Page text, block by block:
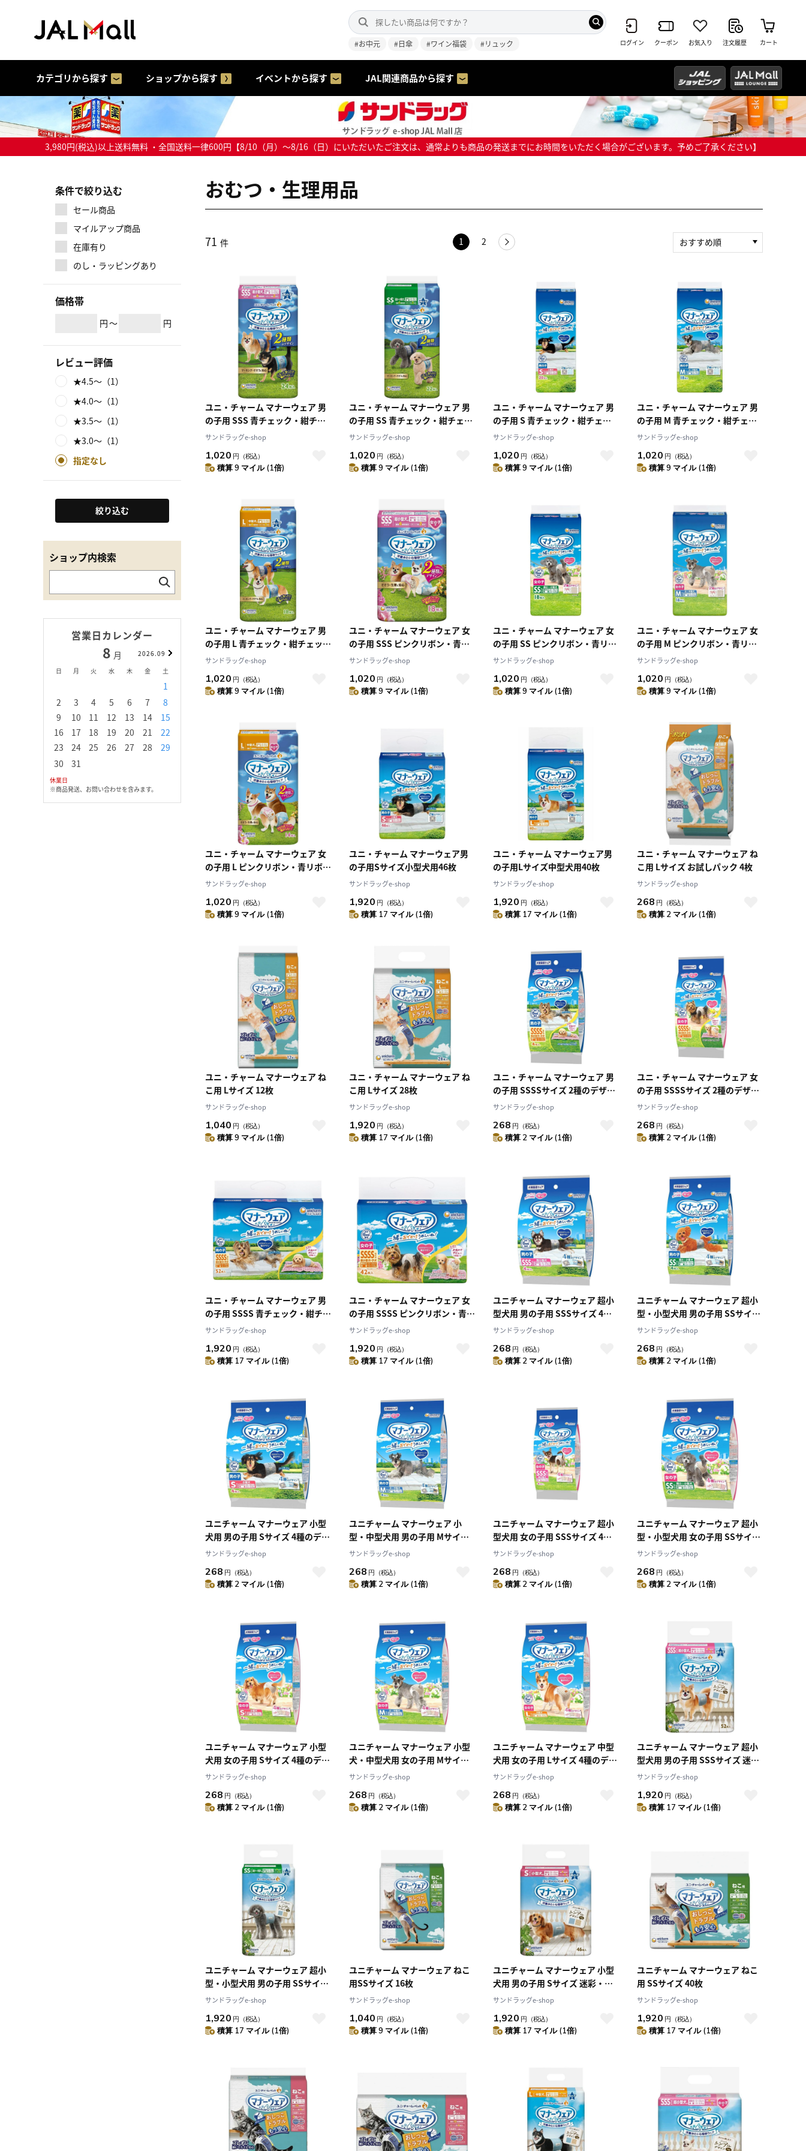
#お中元 #日傘 #ワイン福袋 #リュック ログイン クーポン お気入り 注文履歴 カート
カテゴリから探す ショップから探す イベントから探す JAL関連商品から探す
3,980円(税込)以上送料無料 ・全国送料一律600円【8/10（月）～8/16（日）にいただいたご注文は、通常よりも商品の発送までにお時間をいただく場合がございます。予めご了承ください】
マイルアップ商品
条件で絞り込む
セール商品
在庫有り
のし・ラッピングあり
価格帯
円～ 円
レビュー評価
★4.5～（1）
★4.0～（1）
★3.5～（1）
★3.0～（1）
指定なし
絞り込む
ショップ内検索
営業日カレンダー
8 月
2026.09
日
月 火 水 木 金 土
1
2
3 4 5 6 7
8
9
10 11 12 13 14
15
16
17 18 19 20 21
22
23
24 25 26 27 28
29
30
31
9
1 2 3 4
23 24 25
26
30
10
1 2
休業日
※商品発送、お問い合わせを含みます。
おむつ・生理用品
71 件 1 2
おすすめ順
順）
人気順
レビュー件数（多い
順）
レビュー評価（高い
順）
価格（安い順）
価格（高い順）
ユニ・チャーム マナーウェア 男
の子用 SSS 青チェック・紺チェ
ック 24枚
サンドラッグe-shop
1,020 円 （税込）
積算 9 マイル (1倍)
ユニ・チャーム マナーウェア 男
の子用 SS 青チェック・紺チェッ
ク 22枚
サンドラッグe-shop
1,020 円 （税込）
積算 9 マイル (1倍)
ユニ・チャーム マナーウェア 男
の子用 S 青チェック・紺チェッ
ク 20枚
サンドラッグe-shop
1,020 円 （税込）
積算 9 マイル (1倍)
ユニ・チャーム マナーウェア 男
の子用 M 青チェック・紺チェッ
ク 18枚
サンドラッグe-shop
1,020 円 （税込）
積算 9 マイル (1倍)
ユニ・チャーム マナーウェア 男
の子用 L 青チェック・紺チェック
18枚
サンドラッグe-shop
1,020 円 （税込）
積算 9 マイル (1倍)
ユニ・チャーム マナーウェア 女
の子用 SSS ピンクリボン・青リ
ボン 18枚
サンドラッグe-shop
1,020 円 （税込）
積算 9 マイル (1倍)
ユニ・チャーム マナーウェア 女
の子用 SS ピンクリボン・青リボ
ン 18枚
サンドラッグe-shop
1,020 円 （税込）
積算 9 マイル (1倍)
ユニ・チャーム マナーウェア 女
の子用 M ピンクリボン・青リボ
ン 16枚
サンドラッグe-shop
1,020 円 （税込）
積算 9 マイル (1倍)
ユニ・チャーム マナーウェア 女
の子用 L ピンクリボン・青リボン
14枚
サンドラッグe-shop
1,020 円 （税込）
積算 9 マイル (1倍)
ユニ・チャーム マナーウェア男
の子用Sサイズ小型犬用46枚
サンドラッグe-shop
1,920 円 （税込）
積算 17 マイル (1倍)
ユニ・チャーム マナーウェア男
の子用Lサイズ中型犬用40枚
サンドラッグe-shop
1,920 円 （税込）
積算 17 マイル (1倍)
ユニ・チャーム マナーウェア ね
こ用 Lサイズ お試しパック 4枚
サンドラッグe-shop
268 円 （税込）
積算 2 マイル (1倍)
ユニ・チャーム マナーウェア ね
こ用 Lサイズ 12枚
サンドラッグe-shop
1,040 円 （税込）
積算 9 マイル (1倍)
ユニ・チャーム マナーウェア ね
こ用 Lサイズ 28枚
サンドラッグe-shop
1,920 円 （税込）
積算 17 マイル (1倍)
ユニ・チャーム マナーウェア 男
の子用 SSSSサイズ 2種のデザイ
ンパック 4枚
サンドラッグe-shop
268 円 （税込）
積算 2 マイル (1倍)
ユニ・チャーム マナーウェア 女
の子用 SSSSサイズ 2種のデザイ
ンパック 4枚
サンドラッグe-shop
268 円 （税込）
積算 2 マイル (1倍)
ユニ・チャーム マナーウェア 男
の子用 SSSS 青チェック・紺チェ
ック 52枚
サンドラッグe-shop
1,920 円 （税込）
積算 17 マイル (1倍)
ユニ・チャーム マナーウェア 女
の子用 SSSS ピンクリボン・青リ
ボン 42枚
サンドラッグe-shop
1,920 円 （税込）
積算 17 マイル (1倍)
ユニチャーム マナーウェア 超小
型犬用 男の子用 SSSサイズ 4種
のデザインパック 4枚
サンドラッグe-shop
268 円 （税込）
積算 2 マイル (1倍)
ユニチャーム マナーウェア 超小
型・小型犬用 男の子用 SSサイズ
4種のデザインパック 4枚
サンドラッグe-shop
268 円 （税込）
積算 2 マイル (1倍)
ユニチャーム マナーウェア 小型
犬用 男の子用 Sサイズ 4種のデザ
インパック 4枚
サンドラッグe-shop
268 円 （税込）
積算 2 マイル (1倍)
ユニチャーム マナーウェア 小
型・中型犬用 男の子用 Mサイズ
4種のデザインパック 4枚
サンドラッグe-shop
268 円 （税込）
積算 2 マイル (1倍)
ユニチャーム マナーウェア 超小
型犬用 女の子用 SSSサイズ 4種
のデザインパック 4枚
サンドラッグe-shop
268 円 （税込）
積算 2 マイル (1倍)
ユニチャーム マナーウェア 超小
型・小型犬用 女の子用 SSサイズ
4種のデザインパック 4枚
サンドラッグe-shop
268 円 （税込）
積算 2 マイル (1倍)
ユニチャーム マナーウェア 小型
犬用 女の子用 Sサイズ 4種のデザ
インパック 4枚
サンドラッグe-shop
268 円 （税込）
積算 2 マイル (1倍)
ユニチャーム マナーウェア 小型
犬・中型犬用 女の子用 Mサイズ
4種のデザインパック 4枚
サンドラッグe-shop
268 円 （税込）
積算 2 マイル (1倍)
ユニチャーム マナーウェア 中型
犬用 女の子用 Lサイズ 4種のデザ
インパック 4枚
サンドラッグe-shop
268 円 （税込）
積算 2 マイル (1倍)
ユニチャーム マナーウェア 超小
型犬用 男の子用 SSSサイズ 迷
彩・デニム 52枚
サンドラッグe-shop
1,920 円 （税込）
積算 17 マイル (1倍)
ユニチャーム マナーウェア 超小
型・小型犬用 男の子用 SSサイズ
迷彩・デニム 48枚
サンドラッグe-shop
1,920 円 （税込）
積算 17 マイル (1倍)
ユニチャーム マナーウェア ねこ
用SSサイズ 16枚
サンドラッグe-shop
1,040 円 （税込）
積算 9 マイル (1倍)
ユニチャーム マナーウェア 小型
犬用 男の子用 Sサイズ 迷彩・デ
ニム 46枚
サンドラッグe-shop
1,920 円 （税込）
積算 17 マイル (1倍)
ユニチャーム マナーウェア ねこ
用 SSサイズ 40枚
サンドラッグe-shop
1,920 円 （税込）
積算 17 マイル (1倍)